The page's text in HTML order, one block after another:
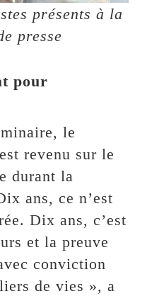
présents à la
presse
pour
le
revenu sur le
durant la
ans, ce n’est
Dix ans, c’est
et la preuve
conviction
de vies », a